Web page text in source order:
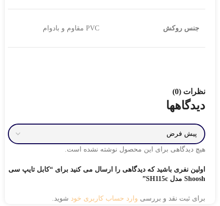
جنس روکش PVC مقاوم و بادوام
نظرات (0)
دیدگاهها
هیچ دیدگاهی برای این محصول نوشته نشده است.
اولین نفری باشید که دیدگاهی را ارسال می کنید برای “کابل تایپ سی
Shoosh مدل SH115c”
برای ثبت نقد و بررسی وارد حساب کاربری خود شوید.